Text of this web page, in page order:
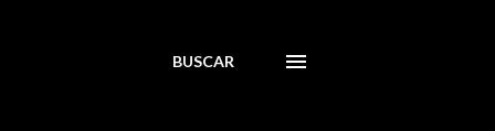
BUSCAR